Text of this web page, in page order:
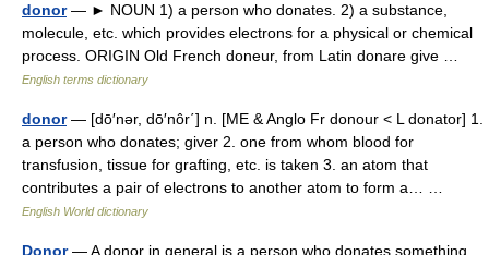
donor— ► NOUN 1) a person who donates. 2) a substance,
molecule, etc. which provides electrons for a physical or chemical
process. ORIGIN Old French doneur, from Latin donare give …
English terms dictionary
donor— [dō′nər, dō′nôr΄] n. [ME & Anglo Fr donour < L donator] 1.
a person who donates; giver 2. one from whom blood for
transfusion, tissue for grafting, etc. is taken 3. an atom that
contributes a pair of electrons to another atom to form a… …
English World dictionary
Donor— A donor in general is a person who donates something